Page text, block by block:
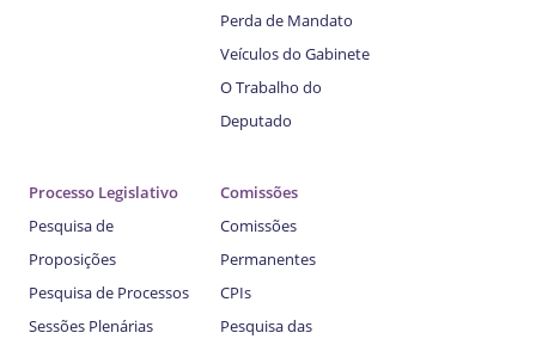
Perda de Mandato
Veículos do Gabinete
O Trabalho do
Deputado
Processo Legislativo
Pesquisa de
Proposições
Pesquisa de Processos
Sessões Plenárias
Comissões
Comissões
Permanentes
CPIs
Pesquisa das